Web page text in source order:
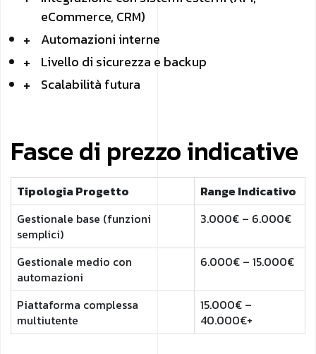
eCommerce, CRM)
Automazioni interne
Livello di sicurezza e backup
Scalabilità futura
Fasce di prezzo indicative
Tipologia Progetto
Range Indicativo
Gestionale base (funzioni
semplici)
3.000€ – 6.000€
Gestionale medio con
automazioni
6.000€ – 15.000€
Piattaforma complessa
multiutente
15.000€ –
40.000€+